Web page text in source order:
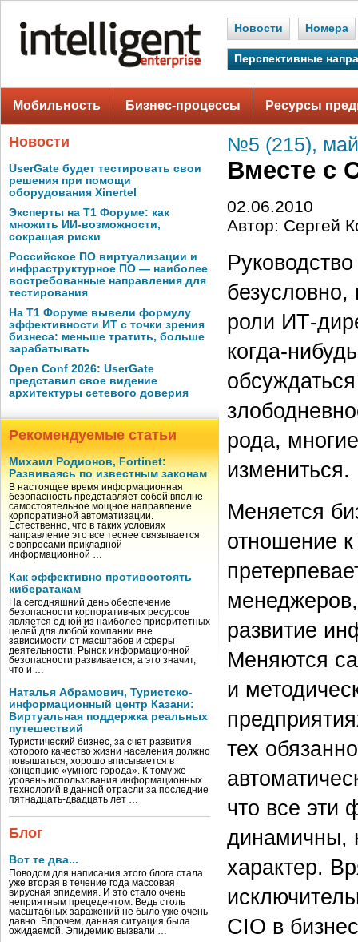
Новости Номера
Перспективные
Мобильность Бизнес-процессы Ресурсы
Новости
UserGate будет тестировать свои
решения при помощи
оборудования Xinertel
Эксперты на Т1 Форуме: как
множить ИИ-возможности,
сокращая риски
Российское ПО виртуализации и
инфраструктурное ПО — наиболее
востребованные направления для
тестирования
На Т1 Форуме вывели формулу
эффективности ИТ с точки зрения
бизнеса: меньше тратить, больше
зарабатывать
Open Conf 2026: UserGate
представил свое видение
архитектуры сетевого доверия
Рекомендуемые статьи
Михаил Родионов, Fortinet:
Развиваясь по известным законам
В настоящее время информационная
безопасность представляет собой вполне
самостоятельное мощное направление
корпоративной автоматизации.
Естественно, что в таких условиях
направление это все теснее связывается
с вопросами прикладной
информационной …
Как эффективно противостоять
кибератакам
На сегодняшний день обеспечение
безопасности корпоративных ресурсов
является одной из наиболее приоритетных
целей для любой компании вне
зависимости от масштабов и сферы
деятельности. Рынок информационной
безопасности развивается, а это значит,
что и …
Наталья Абрамович, Туристско-
информационный центр Казани:
Виртуальная поддержка реальных
путешествий
Туристический бизнес, за счет развития
которого качество жизни населения должно
повышаться, хорошо вписывается в
концепцию «умного города». К тому же
уровень использования информационных
технологий в данной отрасли за последние
пятнадцать-двадцать лет …
Блог
Вот те два...
Поводом для написания этого блога стала
уже вторая в течение года массовая
вирусная эпидемия. И это стало очень
неприятным прецедентом. Ведь столь
масштабных заражений не было уже очень
давно. Впрочем, данная ситуация была
ожидаемой. Эпидемию вызвали …
№5 (215), май
Вместе с
02.06.2010
Автор: Сергей
безусловно,
роли ИТ-
рода,
измениться.
Меняется
отношение
развитие
Меняются
и
тех
что все эти
динамичны,
характер.
CIO в